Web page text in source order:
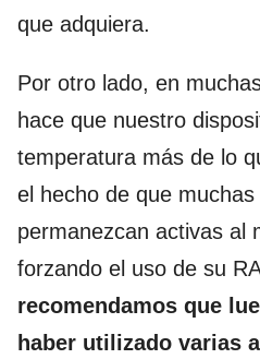
que adquiera.
Por otro lado, en
hace que nuestro
temperatura más de lo
el hecho de que
permanezcan activas al
forzando el uso de su
recomendamos que
haber utilizado varias